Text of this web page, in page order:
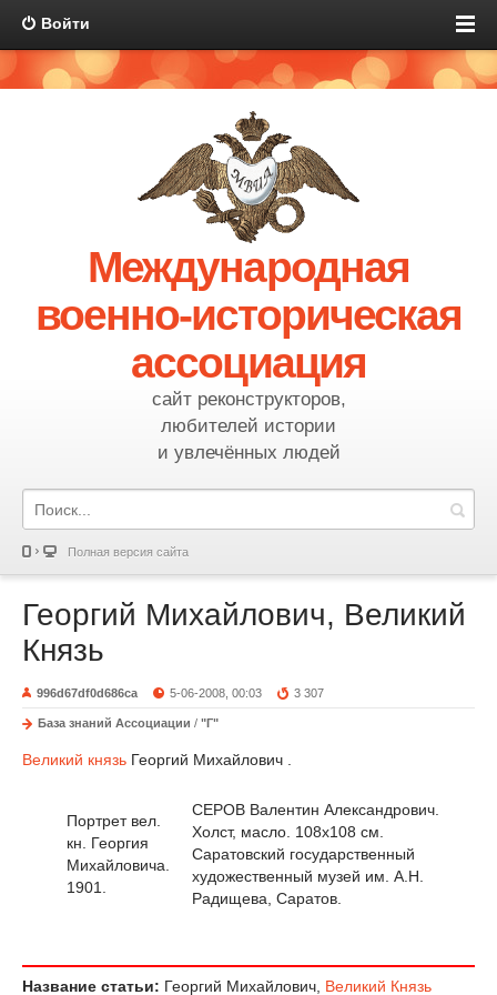
Войти
Международная
военно-историческая
ассоциация
сайт реконструкторов,
любителей истории
и увлечённых людей
Полная версия сайта
Георгий Михайлович, Великий
Князь
996d67df0d686ca 5-06-2008, 00:03 3 307
База знаний Ассоциации / "Г"
Великий князь Георгий Михайлович .
Портрет вел.
кн. Георгия
Михайловича.
1901.
СЕРОВ Валентин Александрович.
Холст, масло. 108x108 см.
Саратовский государственный
художественный музей им. А.Н.
Радищева, Саратов.
Название статьи: Георгий Михайлович, Великий Князь